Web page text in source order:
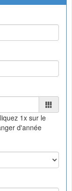
1x sur le
d'année